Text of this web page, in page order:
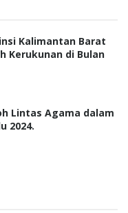
Kalimantan Barat
Kerukunan di Bulan
Lintas Agama dalam
2024.